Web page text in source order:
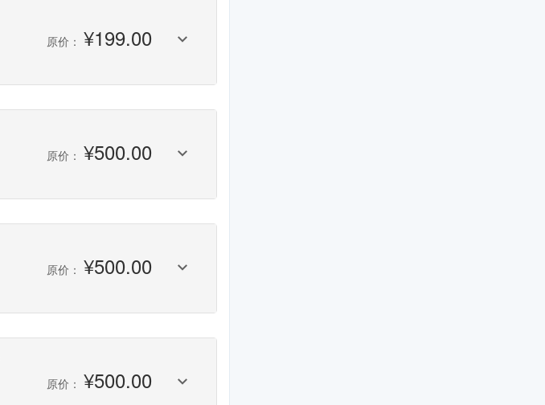
原价： ¥199.00
原价： ¥500.00
原价： ¥500.00
原价： ¥500.00